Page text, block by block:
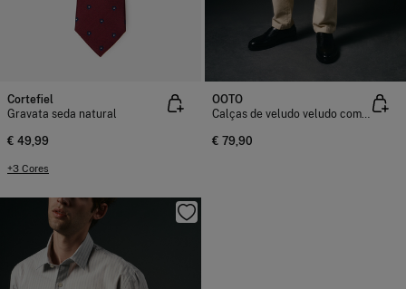
Cortefiel
Gravata seda natural
€ 49,99
+3 Cores
OOTO
Calças de veludo veludo com elástico
€ 79,90